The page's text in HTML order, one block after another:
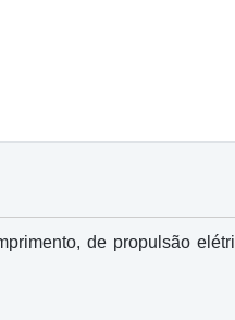
de propulsão